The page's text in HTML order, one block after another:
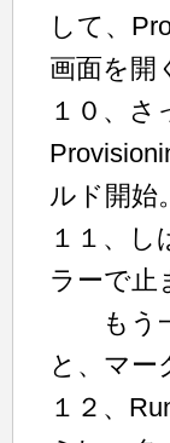
して、
画面を開
１０、さ
ルド開始。
１１、し
ラーで止
もう一
と、マー
１２、